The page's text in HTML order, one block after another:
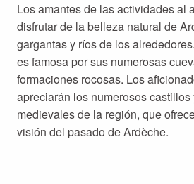
Los amantes de las actividades al
disfrutar de la belleza natural de
gargantas y ríos de los
es famosa por sus numerosas
formaciones rocosas. Los
apreciarán los numerosos
medievales de la región, que
visión del pasado de Ardèche.